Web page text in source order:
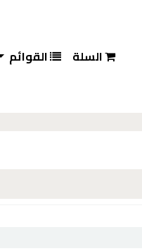
السلة القوائم